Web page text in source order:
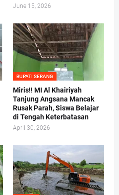
June 15, 2026
BUPATI SERANG
Miris!! MI Al Khairiyah
Tanjung Angsana Mancak
Rusak Parah, Siswa Belajar
di Tengah Keterbatasan
April 30, 2026